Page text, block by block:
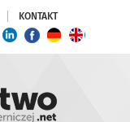
KONTAKT